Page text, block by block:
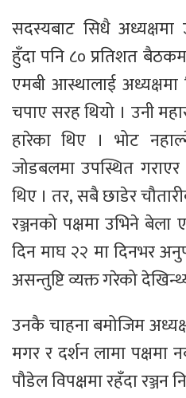
सदस्यबाट सिधै अध्यक्षमा
हुँदा पनि ८० प्रतिशत
एमबी आस्थालाई
चपाए सरह थियो । उनी
हारेका थिए । भोट
जोडबलमा उपस्थित
थिए । तर, सबै छाडेर
रञ्जनको पक्षमा उभिने
दिन माघ २२ मा दिनभर
असन्तुष्टि व्यक्त गरेको
उनकै चाहना बमोजिम
मगर र दर्शन लामा पक्षमा
पौडेल विपक्षमा रहँदा रञ्जन